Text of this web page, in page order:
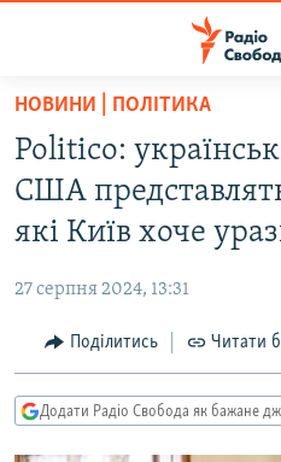
Перейти
основного
матеріалу
Перейти
до
основної
навігації
Перейти
до
пошуку
РАДІО СВОБОДА – 70 РОКІВ
ВСЕ ЗА ДОБУ
СТАТТІ
ЕКОНОМІКА
СУСПІЛЬСТВО
РОСІЙСЬКА «ФІЛЬТРАЦІЯ»
ДОНБАС.РЕАЛІЇ
ТИ ЯК?
НОВИНИ | ПОЛІТИКА
Politico:
США
які Київ хоче
27 серпня 2024, 13:31
Поділитись Читати
Додати Радіо Свобода як бажане